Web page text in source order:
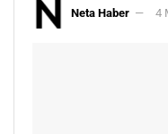
Neta Haber 4